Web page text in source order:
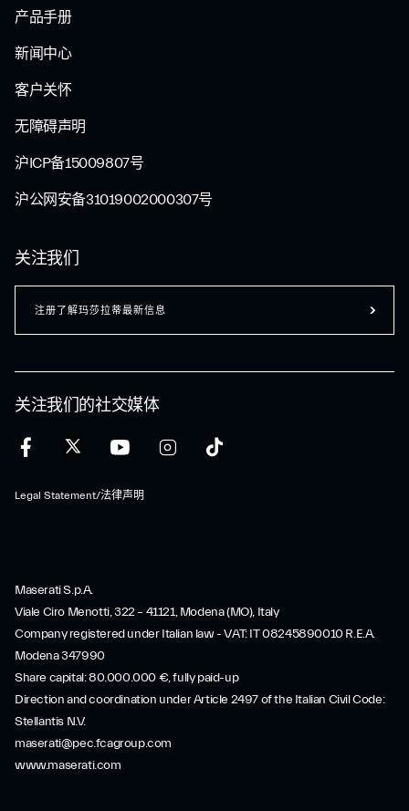
产品手册
新闻中心
客户关怀
无障碍声明
沪ICP备15009807号
沪公网安备31019002000307号
关注我们的社交媒体
Legal Statement/法律声明
关注我们
注册了解玛莎拉蒂最新信息
Maserati S.p.A.
Viale Ciro Menotti, 322 – 41121, Modena (MO), Italy
Company registered under Italian law - VAT: IT 08245890010 R.E.A.
Modena 347990
Share capital: 80.000.000 €, fully paid-up
Direction and coordination under Article 2497 of the Italian Civil Code:
Stellantis N.V.
maserati@pec.fcagroup.com
www.maserati.com